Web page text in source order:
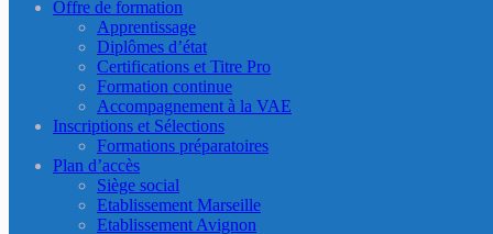
Offre de formation
Apprentissage
Diplômes d’état
Certifications et Titre Pro
Formation continue
Accompagnement à la VAE
Inscriptions et Sélections
Formations préparatoires
Plan d’accès
Siège social
Etablissement Marseille
Etablissement Avignon